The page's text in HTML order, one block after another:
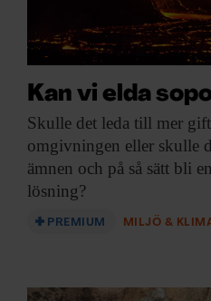
Kan vi elda
Skulle det leda till mer
omgivningen eller skulle
ämnen och på så sätt bli
lösning?
PREMIUM MILJÖ &